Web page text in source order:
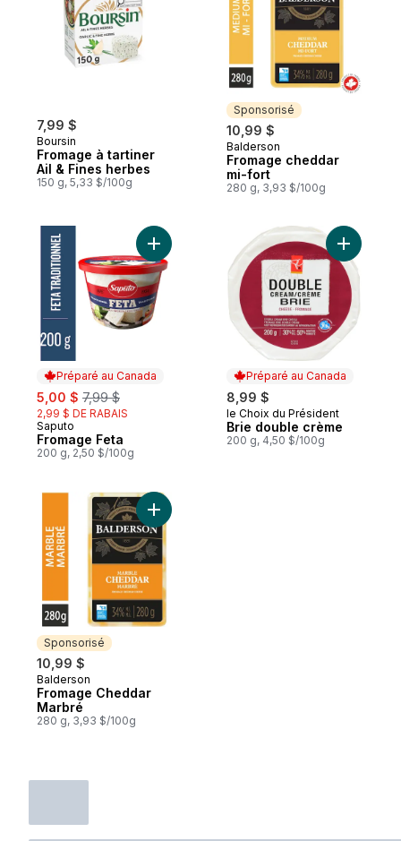
7,99 $
Boursin
Fromage à tartiner
Ail & Fines herbes
150 g, 5,33 $/100g
Sponsorisé
10,99 $
Sponsorisé
Balderson
Fromage cheddar
mi-fort
280 g, 3,93 $/100g
Préparé au Canada
sale:
5,00 $ , formerly:
7,99 $
2,99 $ DE RABAIS
Préparé au Canada
Saputo
Fromage Feta
200 g, 2,50 $/100g
Ajouter Fromage Feta au panier
Préparé au Canada
8,99 $
Préparé au Canada
le Choix du Président
Brie double crème
200 g, 4,50 $/100g
Ajouter
Sponsorisé
10,99 $
Sponsorisé
Balderson
Fromage Cheddar
Marbré
280 g, 3,93 $/100g
Ajouter Fromage Cheddar Marbré au